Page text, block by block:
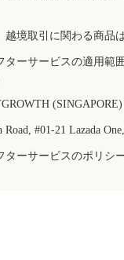
越境取引に関わる商品
ターサービスの適用範
Road, #01-21 Lazada
ターサービスのポリシ